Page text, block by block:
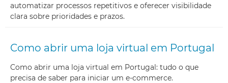
automatizar processos repetitivos e oferecer visibilidade
clara sobre prioridades e prazos.
Como abrir uma loja virtual em Portugal
Como abrir uma loja virtual em Portugal: tudo o que
precisa de saber para iniciar um e-commerce.